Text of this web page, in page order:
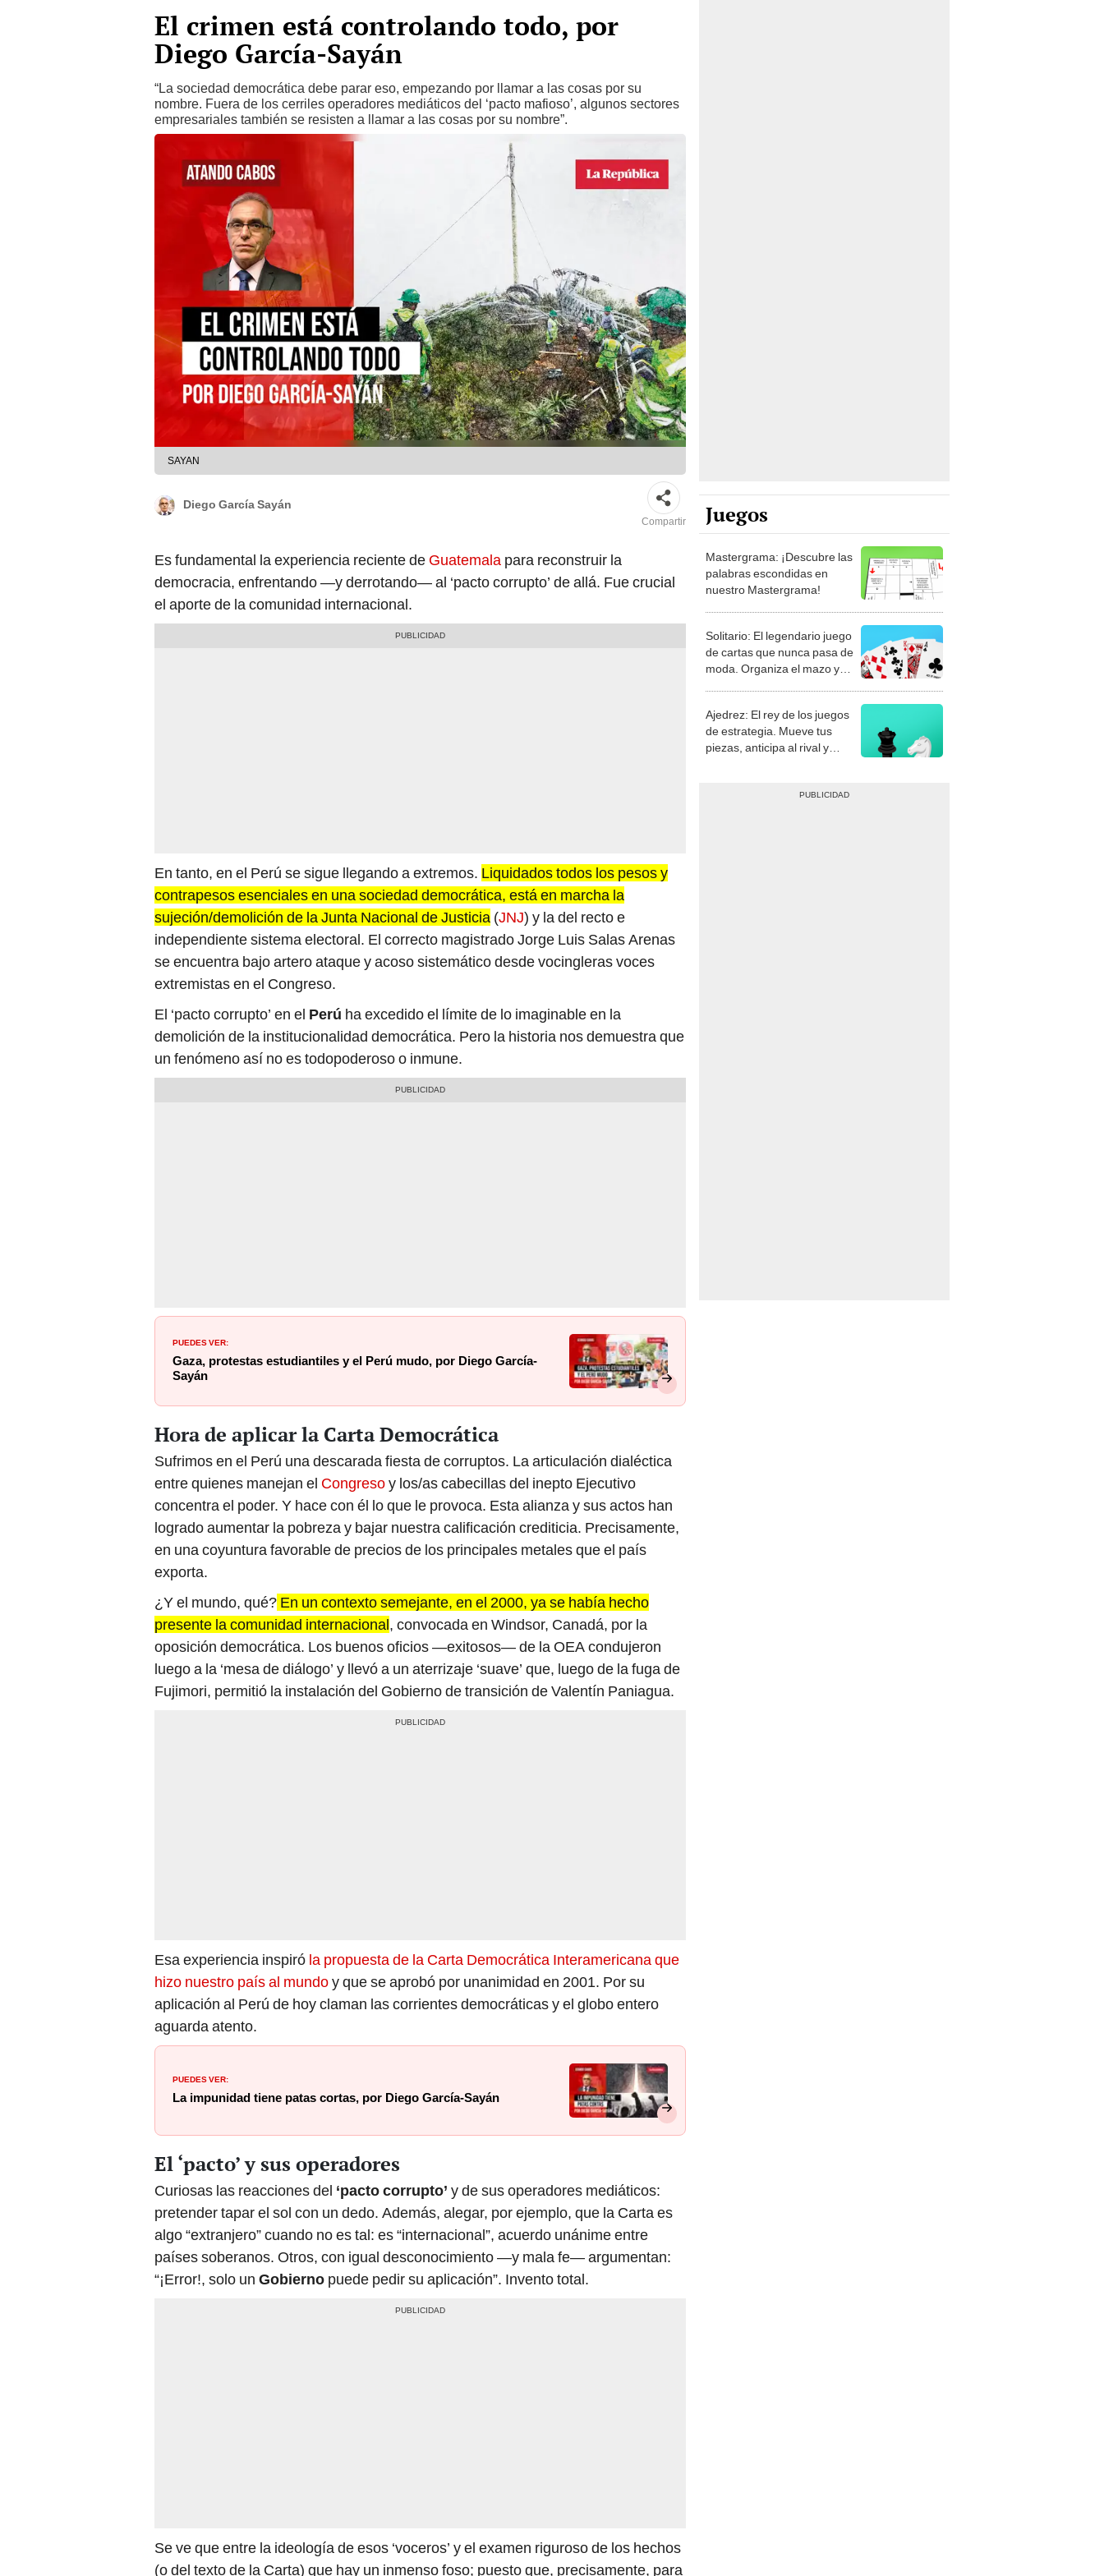
El crimen está controlando todo, por
Diego García-Sayán
“La sociedad democrática debe parar eso, empezando por llamar a las cosas por su
nombre. Fuera de los cerriles operadores mediáticos del ‘pacto mafioso’, algunos sectores
empresariales también se resisten a llamar a las cosas por su nombre”.
SAYAN
Diego García Sayán
Compartir
Es fundamental la experiencia reciente de Guatemala para reconstruir la
democracia, enfrentando —y derrotando— al ‘pacto corrupto’ de allá. Fue crucial
el aporte de la comunidad internacional.
En tanto, en el Perú se sigue llegando a extremos. Liquidados todos los pesos y
contrapesos esenciales en una sociedad democrática, está en marcha la
sujeción/demolición de la Junta Nacional de Justicia (JNJ) y la del recto e
independiente sistema electoral. El correcto magistrado Jorge Luis Salas Arenas
se encuentra bajo artero ataque y acoso sistemático desde vocingleras voces
extremistas en el Congreso.
El ‘pacto corrupto’ en el Perú ha excedido el límite de lo imaginable en la
demolición de la institucionalidad democrática. Pero la historia nos demuestra que
un fenómeno así no es todopoderoso o inmune.
PUEDES VER:
Gaza, protestas estudiantiles y el Perú mudo, por Diego García-
Sayán
Hora de aplicar la Carta Democrática
Sufrimos en el Perú una descarada fiesta de corruptos. La articulación dialéctica
entre quienes manejan el Congresoy los/as cabecillas del inepto Ejecutivo
concentra el poder. Y hace con él lo que le provoca. Esta alianza y sus actos han
logrado aumentar la pobreza y bajar nuestra calificación crediticia. Precisamente,
en una coyuntura favorable de precios de los principales metales que el país
exporta.
¿Y el mundo, qué? En un contexto semejante, en el 2000, ya se había hecho
presente la comunidad internacional, convocada en Windsor, Canadá, por la
oposición democrática. Los buenos oficios —exitosos— de la OEA condujeron
luego a la ‘mesa de diálogo’ y llevó a un aterrizaje ‘suave’ que, luego de la fuga de
Fujimori, permitió la instalación del Gobierno de transición de Valentín Paniagua.
Esa experiencia inspiró la propuesta de la Carta Democrática Interamericana que
hizo nuestro país al mundoy que se aprobó por unanimidad en 2001. Por su
aplicación al Perú de hoy claman las corrientes democráticas y el globo entero
aguarda atento.
PUEDES VER:
La impunidad tiene patas cortas, por Diego García-Sayán
El ‘pacto’ y sus operadores
Curiosas las reacciones del ‘pacto corrupto’ y de sus operadores mediáticos:
pretender tapar el sol con un dedo. Además, alegar, por ejemplo, que la Carta es
algo “extranjero” cuando no es tal: es “internacional”, acuerdo unánime entre
países soberanos. Otros, con igual desconocimiento —y mala fe— argumentan:
“¡Error!, solo un Gobierno puede pedir su aplicación”. Invento total.
Se ve que entre la ideología de esos ‘voceros’ y el examen riguroso de los hechos
(o del texto de la Carta) que hay un inmenso foso; puesto que, precisamente, para
Juegos
Mastergrama: ¡Descubre las
palabras escondidas en
nuestro Mastergrama!
Solitario: El legendario juego
de cartas que nunca pasa de
moda. Organiza el mazo y
Ajedrez: El rey de los juegos
de estrategia. Mueve tus
piezas, anticipa al rival y